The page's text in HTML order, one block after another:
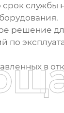
срок
решение
в